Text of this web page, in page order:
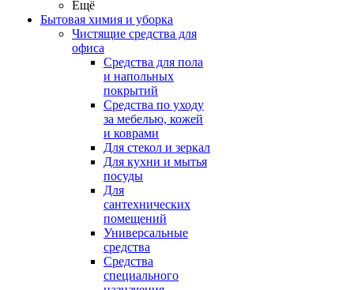
Ещё
Бытовая химия и уборка
Чистящие средства для
офиса
Средства для пола
и напольных
покрытий
Средства по уходу
за мебелью, кожей
и коврами
Для стекол и зеркал
Для кухни и мытья
посуды
Для
сантехнических
помещений
Универсальные
средства
Средства
специального